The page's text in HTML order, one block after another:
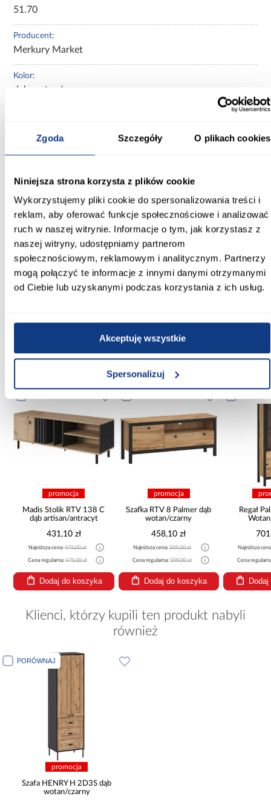
Zgoda Szczegóły O plikach cookies
Niniejsza strona korzysta z plików cookie
Wykorzystujemy pliki cookie do spersonalizowania treści i
reklam, aby oferować funkcje społecznościowe i analizować
ruch w naszej witrynie. Informacje o tym, jak korzystasz z
naszej witryny, udostępniamy partnerom
społecznościowym, reklamowym i analitycznym. Partnerzy
mogą połączyć te informacje z innymi danymi otrzymanymi
od Ciebie lub uzyskanymi podczas korzystania z ich usług.
Akceptuję wszystkie
Spersonalizuj
51.70
Producent:
Merkury Market
Kolor:
dąb wotan/czarny
Ilość szuflad:
Kolekcja:
Henry
Kolor frontów:
dąb wotan
Kolor korpusu:
czarny
Inni Klienci sprawdzali również
promocja
Madis Stolik RTV 138 C
dąb artisan/antracyt
431,10 zł
Najniższa cena: 479,00 zł
Cena regularna: 479,00 zł
Dodaj do koszyka
promocja
Szafka RTV 8 Palmer dąb
wotan/czarny
458,10 zł
Najniższa cena:509,00 zł
Cena regularna:509,00 zł
Dodaj do koszyka
Regał
Najniższa
Cena
Klienci, którzy kupili ten produkt nabyli
również
PORÓWNAJ
promocja
Szafa HENRY H 2D3S dąb
wotan/czarny